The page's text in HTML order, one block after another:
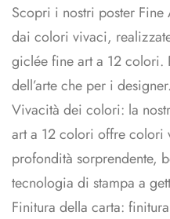
Scopri i nostri poster Fine
dai colori vivaci,
giclée fine art a 12 colori.
dell’arte che per i designer.
Vivacità dei colori: la
art a 12 colori offre colori
profondità sorprendente,
tecnologia di stampa a
Finitura della carta: